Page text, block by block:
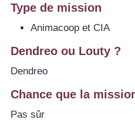
Type de mission
Animacoop et CIA
Dendreo ou Louty ?
Dendreo
Chance que la
Pas sûr